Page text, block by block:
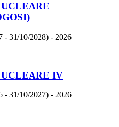
- 31/10/2028) - 2026
IV
- 31/10/2027) - 2026